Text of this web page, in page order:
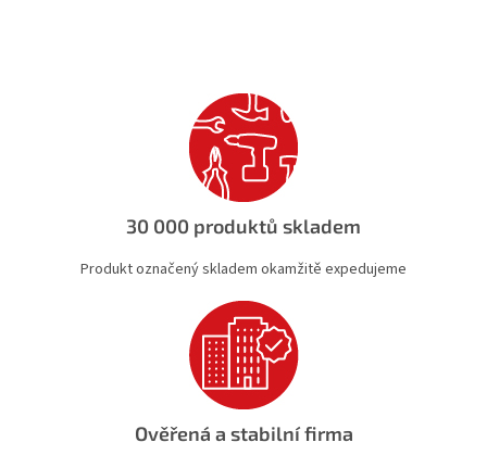
p
r
v
k
y
ý
p
s
u
30 000 produktů skladem
Produkt označený skladem okamžitě expedujeme
Ověřená a stabilní firma